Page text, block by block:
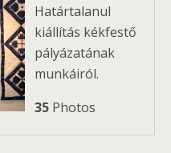
Határtalanul
kiállítás kékfestő
pályázatának
munkáiról.
35 Photos